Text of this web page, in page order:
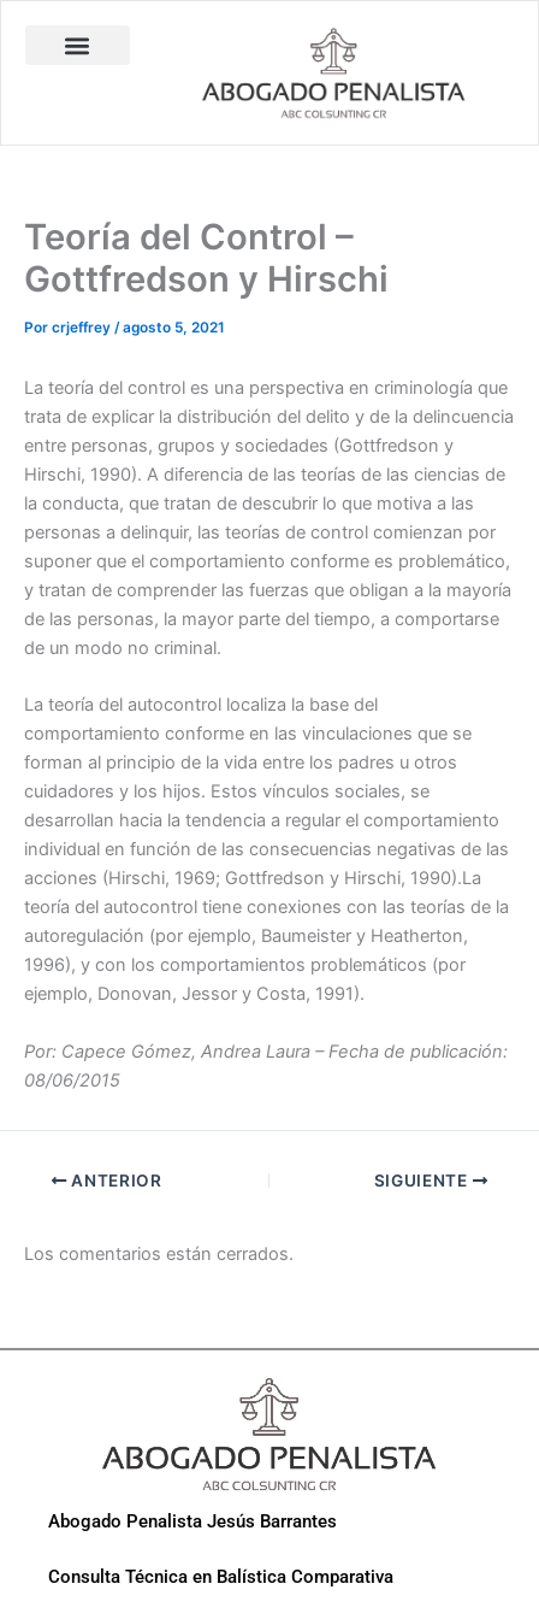
Teoría del Control –
Gottfredson y Hirschi
Por crjeffrey /agosto 5, 2021
La teoría del control es una perspectiva en criminología que
trata de explicar la distribución del delito y de la delincuencia
entre personas, grupos y sociedades (Gottfredson y
Hirschi, 1990). A diferencia de las teorías de las ciencias de
la conducta, que tratan de descubrir lo que motiva a las
personas a delinquir, las teorías de control comienzan por
suponer que el comportamiento conforme es problemático,
y tratan de comprender las fuerzas que obligan a la mayoría
de las personas, la mayor parte del tiempo, a comportarse
de un modo no criminal.
La teoría del autocontrol localiza la base del
comportamiento conforme en las vinculaciones que se
forman al principio de la vida entre los padres u otros
cuidadores y los hijos. Estos vínculos sociales, se
desarrollan hacia la tendencia a regular el comportamiento
individual en función de las consecuencias negativas de las
acciones (Hirschi, 1969; Gottfredson y Hirschi, 1990).La
teoría del autocontrol tiene conexiones con las teorías de la
autoregulación (por ejemplo, Baumeister y Heatherton,
1996), y con los comportamientos problemáticos (por
ejemplo, Donovan, Jessor y Costa, 1991).
Por: Capece Gómez, Andrea Laura – Fecha de publicación:
08/06/2015
ANTERIOR SIGUIENTE
Los comentarios están cerrados.
Abogado Penalista Jesús Barrantes
Consulta Técnica en Balística Comparativa